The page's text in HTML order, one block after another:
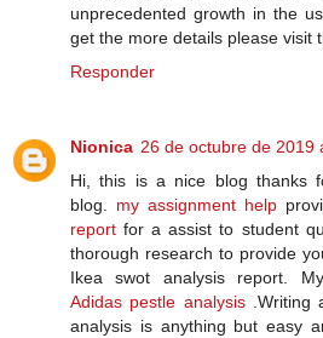
unprecedented growth in the
get the more details please visit
Responder
Nionica 26 de octubre de 2019
Hi, this is a nice blog thanks
blog. my assignment help
report for a assist to student
thorough research to provide
Ikea swot analysis report.
Adidas pestle analysis.Writing
analysis is anything but easy